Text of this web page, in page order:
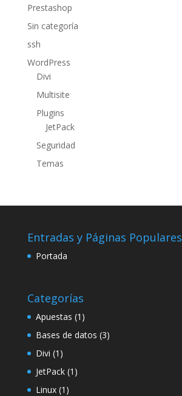
Prestashop
Sin categoría
ssh
WordPress
Divi
Multisite
Plugins
JetPack
Seguridad
Temas
Entradas y Páginas Populares
Portada
Categorías
Apuestas (1)
Bases de datos (3)
Divi (1)
JetPack(1)
Linux(1)